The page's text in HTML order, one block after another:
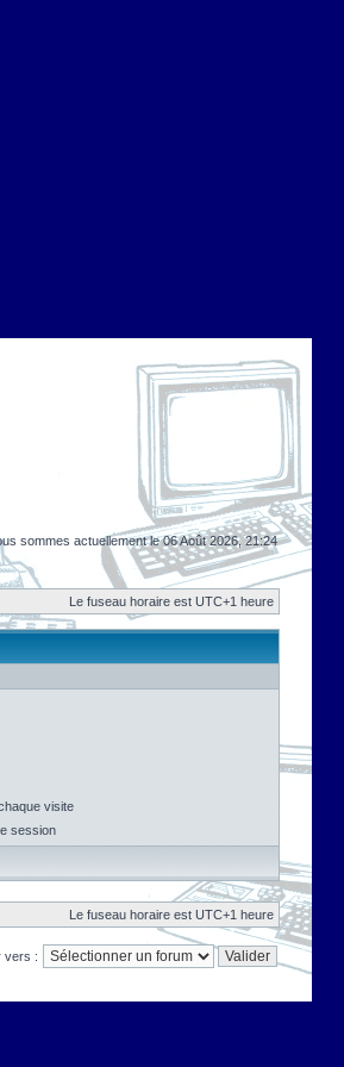
sommes actuellement le 06 Août 2026, 21:24
Le fuseau horaire est UTC+1 heure
visite
session
Le fuseau horaire est UTC+1 heure
vers :